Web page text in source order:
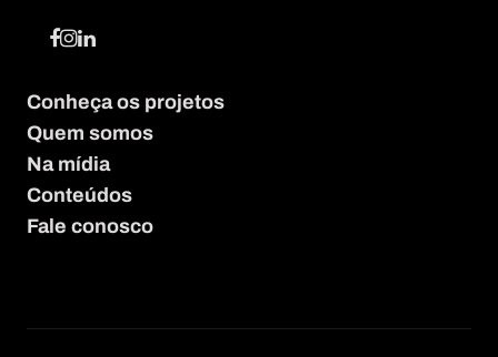
Conheça os projetos
Quem somos
Na mídia
Conteúdos
Fale conosco